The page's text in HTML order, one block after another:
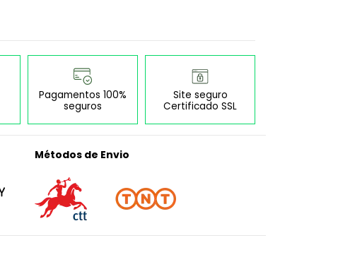
Pagamentos 100%
seguros
Site seguro
Certificado SSL
Métodos de Envio